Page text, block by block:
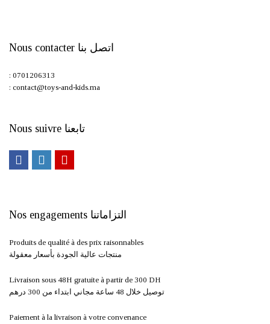
Nous contacter اتصل بنا
: 0701206313
: contact@toys-and-kids.ma
Nous suivre تابعنا
Nos engagements التزاماتنا
Produits de qualité à des prix raisonnables
منتجات عالية الجودة بأسعار معقولة
Livraison sous 48H gratuite à partir de 300 DH ​
توصيل خلال 48 ساعة مجاني ابتداء من 300 درهم
Paiement à la livraison à votre convenance